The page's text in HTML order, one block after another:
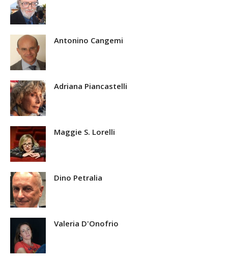
Antonino Cangemi
Adriana Piancastelli
Maggie S. Lorelli
Dino Petralia
Valeria D'Onofrio